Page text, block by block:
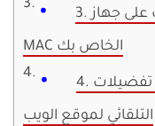
3. تحقق من مصدر الإخراج للصوت على جهاز
MAC الخاص بك
4. تحقق من تفضيلات Chrome للتشغيل
التلقائي لموقع الويب